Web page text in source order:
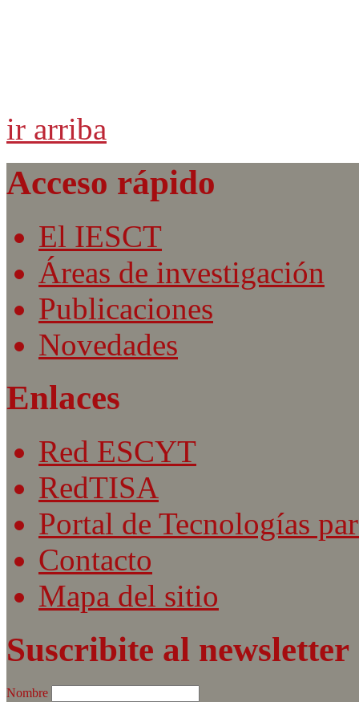
ir arriba
Acceso rápido
El IESCT
Áreas de investigación
Publicaciones
Novedades
Enlaces
Red ESCYT
RedTISA
Portal de Tecnologías
Contacto
Mapa del sitio
Suscribite al newsletter
Nombre